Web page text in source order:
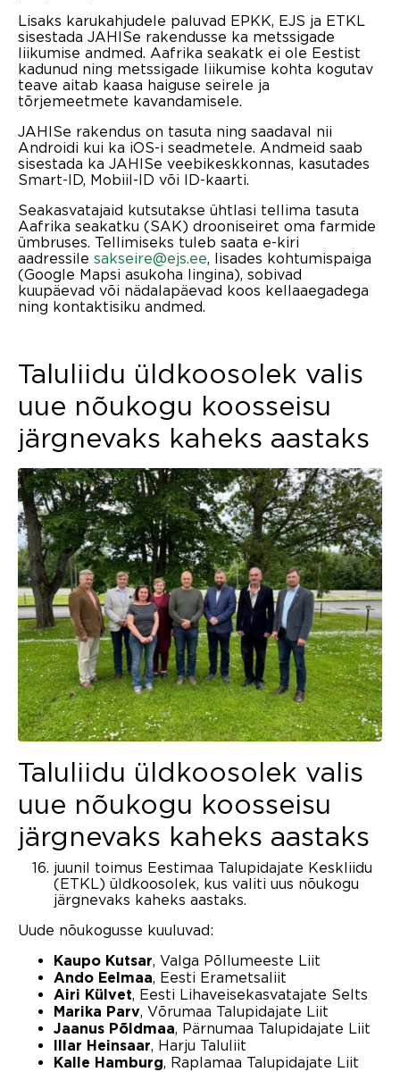
Lisaks karukahjudele paluvad EPKK, EJS ja ETKL
sisestada JAHISe rakendusse ka metssigade
liikumise andmed. Aafrika seakatk ei ole Eestist
kadunud ning metssigade liikumise kohta kogutav
teave aitab kaasa haiguse seirele ja
tõrjemeetmete kavandamisele.
JAHISe rakendus on tasuta ning saadaval nii
Androidi kui ka iOS-i seadmetele. Andmeid saab
sisestada ka JAHISe veebikeskkonnas, kasutades
Smart-ID, Mobiil-ID või ID-kaarti.
Seakasvatajaid kutsutakse ühtlasi tellima tasuta
Aafrika seakatku (SAK) drooniseiret oma farmide
ümbruses. Tellimiseks tuleb saata e-kiri
aadressile sakseire@ejs.ee, lisades kohtumispaiga
(Google Mapsi asukoha lingina), sobivad
kuupäevad või nädalapäevad koos kellaaegadega
ning kontaktisiku andmed.
Taluliidu üldkoosolek valis
uue nõukogu koosseisu
järgnevaks kaheks aastaks
Taluliidu üldkoosolek valis
uue nõukogu koosseisu
järgnevaks kaheks aastaks
juunil toimus Eestimaa Talupidajate Keskliidu
(ETKL) üldkoosolek, kus valiti uus nõukogu
järgnevaks kaheks aastaks.
Uude nõukogusse kuuluvad:
Kaupo Kutsar, Valga Põllumeeste Liit
Ando Eelmaa, Eesti Erametsaliit
Airi Külvet, Eesti Lihaveisekasvatajate Selts
Marika Parv, Võrumaa Talupidajate Liit
Jaanus Põldmaa, Pärnumaa Talupidajate Liit
Illar Heinsaar, Harju Taluliit
Kalle Hamburg, Raplamaa Talupidajate Liit